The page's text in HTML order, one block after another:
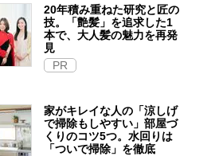
20年積み重ねた研究と匠の
技。「艶髪」を追求した1
本で、大人髪の魅力を再発
見
PR
家がキレイな人の「涼しげ
で掃除もしやすい」部屋づ
くりのコツ5つ。水回りは
「ついで掃除」を徹底